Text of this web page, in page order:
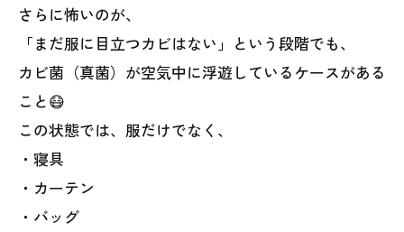
さらに怖いのが、
「まだ服に目立つカビはない」という段階でも、
カビ菌（真菌）が空気中に浮遊しているケースがある
こと😷
この状態では、服だけでなく、
・寝具
・カーテン
・バッグ